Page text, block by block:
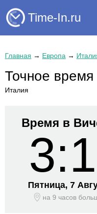
Time-In.ru
Главная → Европа →
Точное
Италия
Время в
Пятница, 7
на 9 часов